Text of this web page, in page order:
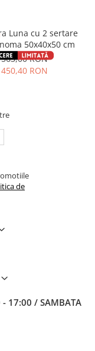
Luna cu 2 sertare
50x40x50 cm
563,00 RON
450,40 RON
de
17:00 / SAMBATA